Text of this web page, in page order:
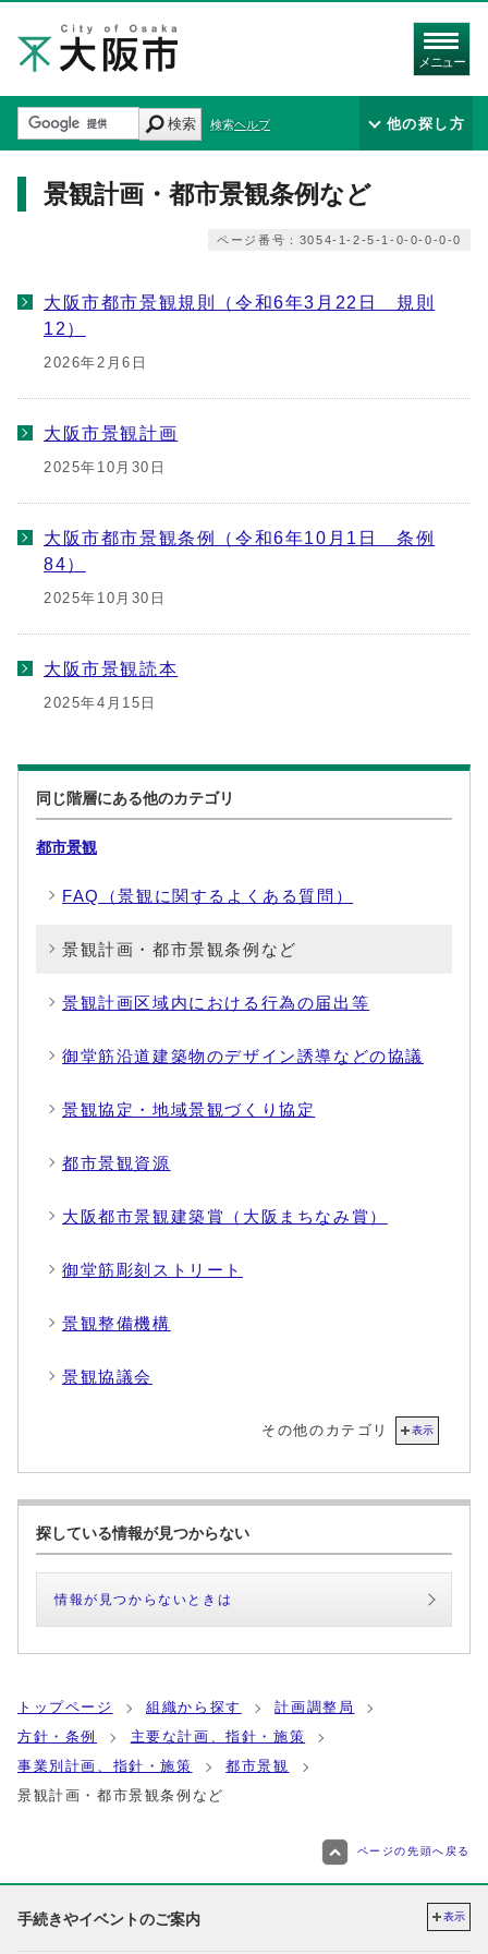
メニュー
検索 検索ヘルプ 他の探し方
景観計画・都市景観条例など
ページ番号：3054-1-2-5-1-0-0-0-0-0
大阪市都市景観規則（令和6年3月22日 規則
12）
2026年2月6日
大阪市景観計画
2025年10月30日
大阪市都市景観条例（令和6年10月1日 条例
84）
2025年10月30日
大阪市景観読本
2025年4月15日
同じ階層にある他のカテゴリ
都市景観
FAQ（景観に関するよくある質問）
景観計画・都市景観条例など
景観計画区域内における行為の届出等
御堂筋沿道建築物のデザイン誘導などの協議
景観協定・地域景観づくり協定
都市景観資源
大阪都市景観建築賞（大阪まちなみ賞）
御堂筋彫刻ストリート
景観整備機構
景観協議会
その他のカテゴリ 表示
探している情報が見つからない
情報が見つからないときは
トップページ 組織から探す
計画調整局
方針・条例
主要な計画、指針・施策
事業別計画、指針・施策
都市景観
景観計画・都市景観条例など
ページの先頭へ戻る
手続きやイベントのご案内 表示